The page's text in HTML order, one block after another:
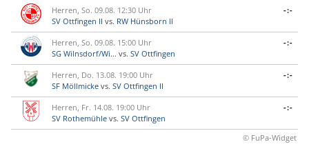
Herren, So. 09.08. 12:30 Uhr
SV Ottfingen II vs. RW Hünsborn II
-:-
Herren, So. 09.08. 15:00 Uhr
SG Wilnsdorf/Wi... vs. SV Ottfingen
-:-
Herren, Do. 13.08. 19:00 Uhr
SF Möllmicke vs. SV Ottfingen II
-:-
Herren, Fr. 14.08. 19:00 Uhr
SV Rothemühle vs. SV Ottfingen
-:-
© FuPa-Widget